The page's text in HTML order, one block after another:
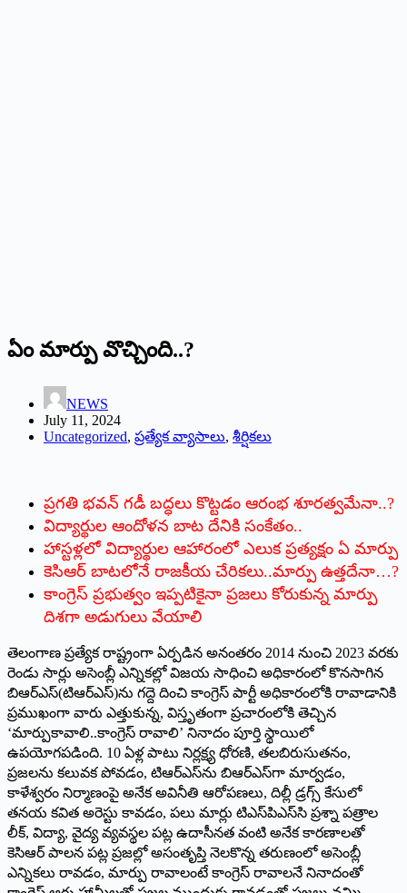
ఏం ‌మార్పు వొచ్చింది..?
NEWS
July 11, 2024
Uncategorized, ప్రత్యేక వ్యాసాలు, శీర్షికలు
ప్రగతి భవన్‌ ‌గడీ బద్ధలు కొట్టడం ఆరంభ శూరత్వమేనా..?
విద్యార్థుల ఆందోళన బాట దేనికి సంకేతం..
హాస్టళ్లలో విద్యార్థుల ఆహారంలో ఎలుక ప్రత్యక్షం ఏ మార్పు
కెసిఆర్‌ ‌బాటలోనే రాజకీయ చేరికలు..మార్పు ఉత్తదేనా…?
కాంగ్రెస్‌ ‌ప్రభుత్వం ఇప్పటికైనా ప్రజలు కోరుకున్న మార్పు
దిశగా అడుగులు వేయాలి
తెలంగాణ ప్రత్యేక రాష్ట్రంగా ఏర్పడిన అనంతరం 2014 నుంచి 2023 వరకు
రెండు సార్లు అసెంబ్లీ ఎన్నికల్లో విజయ సాధించి అధికారంలో కొనసాగిన
బిఆర్‌ఎస్‌(‌టిఆర్‌ఎస్‌)‌ను గద్దె దించి కాంగ్రెస్‌ ‌పార్టీ అధికారంలోకి రావాడానికి
ప్రముఖంగా వారు ఎత్తుకున్న, విస్తృతంగా ప్రచారంలోకి తెచ్చిన
‘మార్పుకావాలి..కాంగ్రెస్‌ ‌రావాలి’ నినాదం పూర్తి స్థాయిలో
ఉపయోగపడింది. 10 ఏళ్ల పాటు నిర్లక్ష్య ధోరణి, తలబిరుసుతనం,
ప్రజలను కలువక పోవడం, టిఆర్‌ఎస్‌ను బిఆర్‌ఎస్‌గా మార్వడం,
కాళేశ్వరం నిర్మాణంపై అనేక అవినీతి ఆరోపణలు, దిల్లీ డ్రగ్స్ ‌కేసులో
తనయ కవిత అరెస్టు కావడం, పలు మార్లు టిఎస్‌పిఎస్‌సి ప్రశ్నా పత్రాల
లీక్‌, ‌విద్యా, వైద్య వ్యవస్థల పట్ల ఉదాసీనత వంటి అనేక కారణాలతో
కెసిఆర్‌ ‌పాలన పట్ల ప్రజల్లో అసంతృప్తి నెలకొన్న తరుణంలో అసెంబ్లీ
ఎన్నికలు రావడం, మార్పు రావాలంటే కాంగ్రెస్‌ ‌రావాలనే నినాదంతో